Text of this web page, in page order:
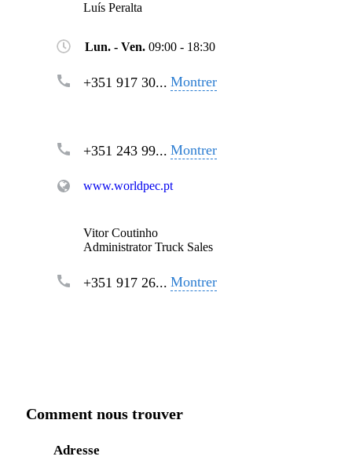
Luís Peralta
Lun. - Ven. 09:00 - 18:30
+351 917 30... Montrer
+351 243 99... Montrer
www.worldpec.pt
Vitor Coutinho
Administrator Truck Sales
+351 917 26... Montrer
Comment nous trouver
Adresse